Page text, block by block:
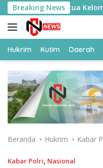
Langsung
ke
konten
Breaking News
Ketua Kelompok Tani
Hukrim Kutim Daerah
Beranda Hukrim Kabar
Kabar Polri, Nasional